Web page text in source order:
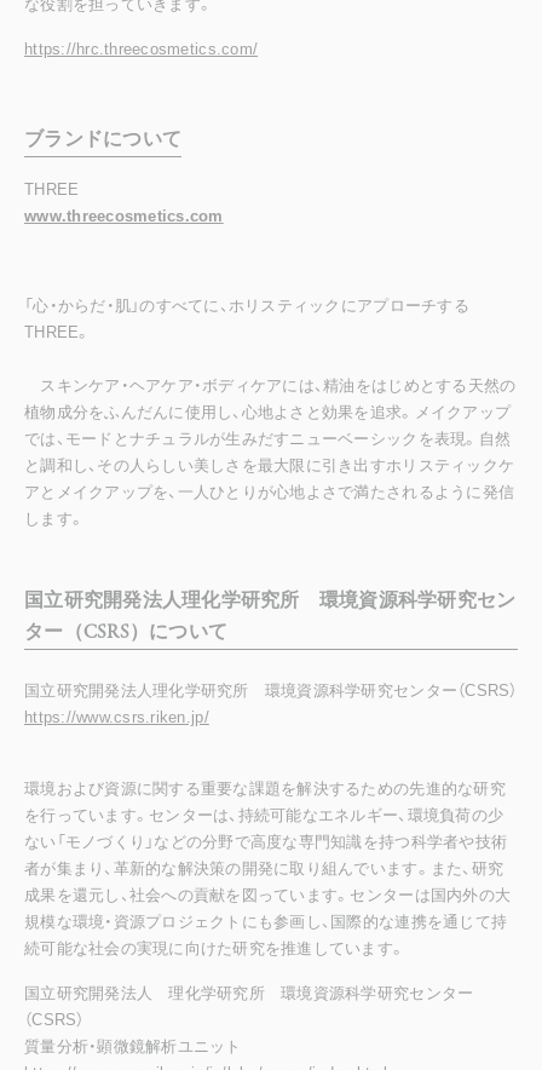
https://hrc.threecosmetics.com/
ブランドについて
THREE
www.threecosmetics.com
「心・からだ・肌」のすべてに、ホリスティックにアプローチする
THREE。
スキンケア・ヘアケア・ボディケアには、精油をはじめとする天然の
植物成分をふんだんに使用し、心地よさと効果を追求。メイクアップ
では、モードとナチュラルが生みだすニューベーシックを表現。自然
と調和し、その人らしい美しさを最大限に引き出すホリスティックケ
アとメイクアップを、一人ひとりが心地よさで満たされるように発信
します。
国立研究開発法人理化学研究所 環境資源科学研究セン
ター（CSRS）について
国立研究開発法人理化学研究所 環境資源科学研究センター（CSRS）
https://www.csrs.riken.jp/
環境および資源に関する重要な課題を解決するための先進的な研究
を行っています。センターは、持続可能なエネルギー、環境負荷の少
ない「モノづくり」などの分野で高度な専門知識を持つ科学者や技術
者が集まり、革新的な解決策の開発に取り組んでいます。また、研究
成果を還元し、社会への貢献を図っています。センターは国内外の大
規模な環境・資源プロジェクトにも参画し、国際的な連携を通じて持
続可能な社会の実現に向けた研究を推進しています。
国立研究開発法人 理化学研究所 環境資源科学研究センター
（CSRS）
質量分析・顕微鏡解析ユニット